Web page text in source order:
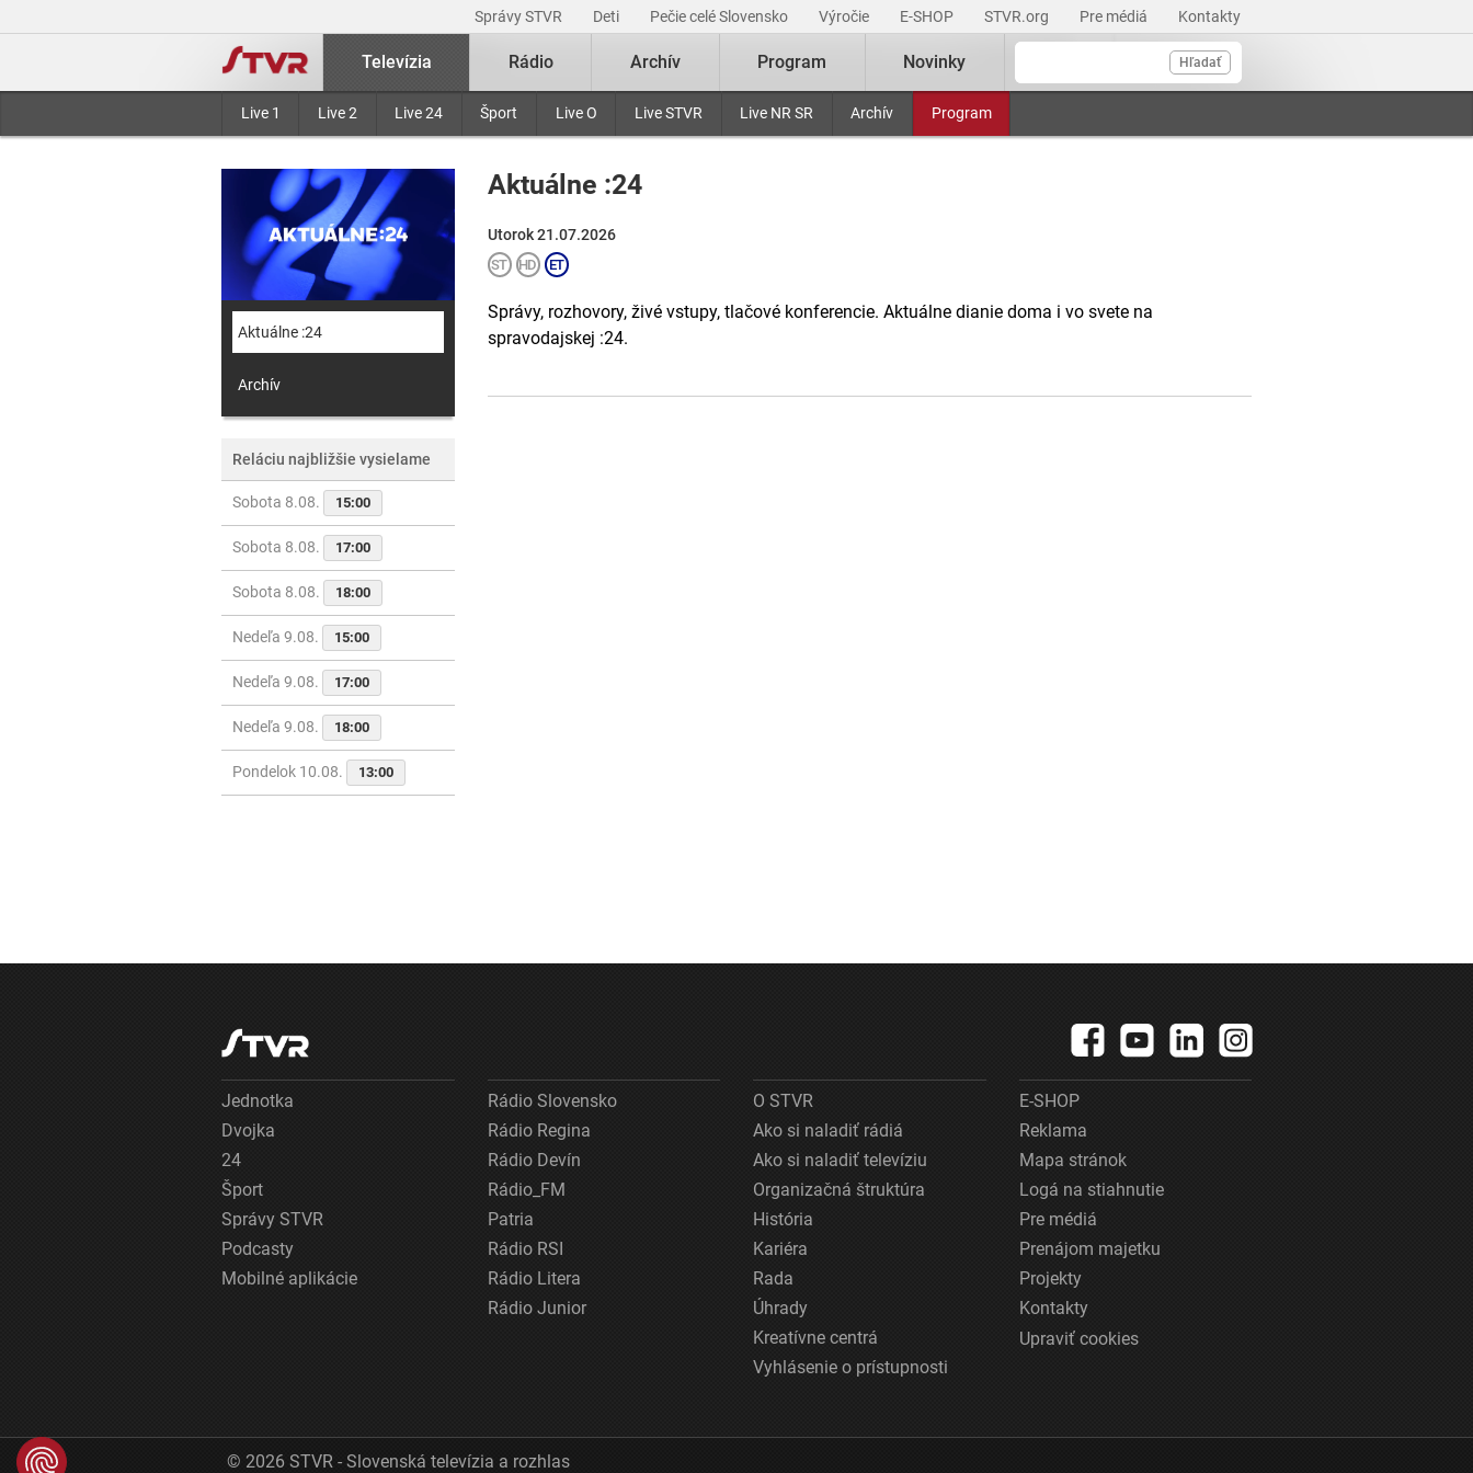
Správy STVR Deti Pečie celé Slovensko Výročie E-SHOP STVR.org Pre médiá Kontakty
Hľadať
Televízia
Live 1 Live 2 Live 24 Šport Live O Live STVR Live NR SR Archív Program
Rádio Archív Program Novinky
Aktuálne :24
Archív
Reláciu najbližšie vysielame
Sobota 8.08. 15:00
Sobota 8.08. 17:00
Sobota 8.08. 18:00
Nedeľa 9.08. 15:00
Nedeľa 9.08. 17:00
Nedeľa 9.08. 18:00
Pondelok 10.08. 13:00
Aktuálne :24
Utorok 21.07.2026
Správy, rozhovory, živé vstupy, tlačové konferencie. Aktuálne dianie doma i vo svete na
spravodajskej :24.
Jednotka
Dvojka
24
Šport
Správy STVR
Podcasty
Mobilné aplikácie
Rádio Slovensko
Rádio Regina
Rádio Devín
Rádio_FM
Patria
Rádio RSI
Rádio Litera
Rádio Junior
O STVR
Ako si naladiť rádiá
Ako si naladiť televíziu
Organizačná štruktúra
História
Kariéra
Rada
Úhrady
Kreatívne centrá
Vyhlásenie o prístupnosti
E-SHOP
Reklama
Mapa stránok
Logá na stiahnutie
Pre médiá
Prenájom majetku
Projekty
Kontakty
Upraviť cookies
© 2026 STVR - Slovenská televízia a rozhlas